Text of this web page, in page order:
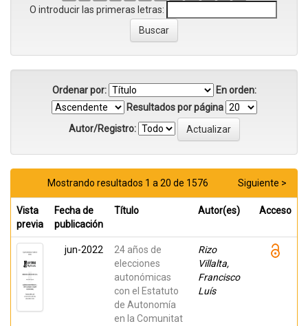
O introducir las primeras letras:
Ordenar por:
En orden:
Resultados por página
Autor/Registro:
Mostrando resultados 1 a 20 de 1576 Siguiente >
Vista
previa
Fecha de
publicación
Título Autor(es) Acceso
jun-2022
24 años de
elecciones
autonómicas
con el Estatuto
de Autonomía
en la Comunitat
Rizo
Villalta,
Francisco
Luís